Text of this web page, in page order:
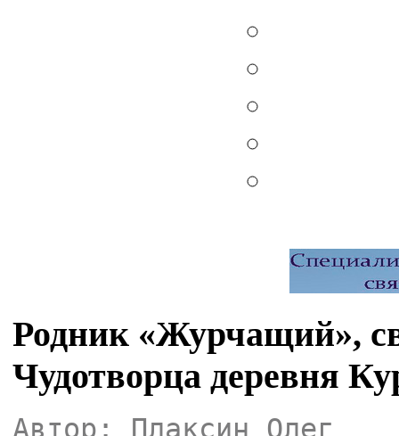
Родник «Журчащий»,
Чудотворца деревня
Автор: Плаксин Олег